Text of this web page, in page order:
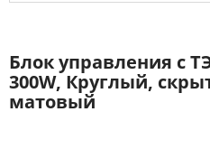
Блок управления с
300W, Круглый,
матовый